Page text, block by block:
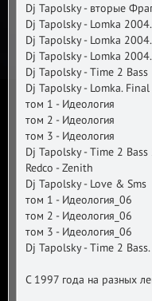
Dj Tapolsky - вторые
Dj Tapolsky - Lomka
Dj Tapolsky - Lomka
Dj Tapolsky - Lomka
Dj Tapolsky - Time 2 Bass
Dj Tapolsky - Lomka.
том 1 - Идеология
том 2 - Идеология
том 3 - Идеология
Dj Tapolsky - Time 2 Bass
Redco - Zenith
Dj Tapolsky - Love & Sms
том 1 - Идеология_06
том 2 - Идеология_06
том 3 - Идеология_06
Dj Tapolsky - Time 2
С 1997 года на разных